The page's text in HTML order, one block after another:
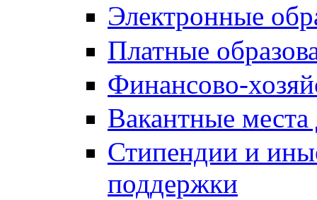
Электронные
Платные
Финансово-
Вакантные
Стипендии и
поддержки